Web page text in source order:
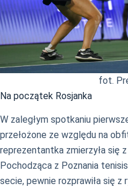
fot.
Na początek Rosjanka
W zaległym spotkaniu
przełożone ze względu na
reprezentantka zmierzyła się
Pochodząca z Poznania
secie, pewnie rozprawiła się